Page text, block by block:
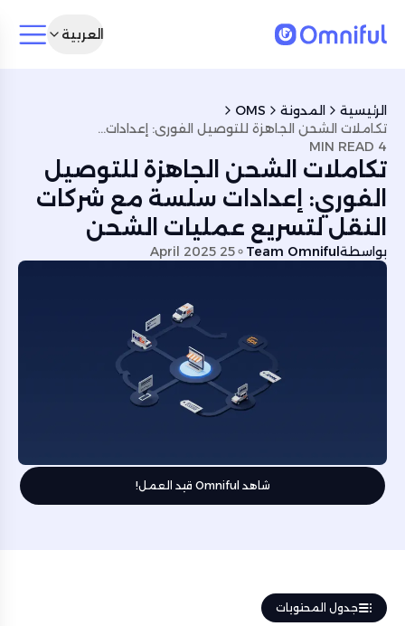
العربية
الرئيسية المدونة
OMS
تكاملات الشحن الجاهزة للتوصيل الفوري: إعدادات سلسة مع شركات النقل لتسريع عمليات الشحن
4 MIN READ
تكاملات الشحن الجاهزة للتوصيل
الفوري: إعدادات سلسة مع شركات
النقل لتسريع عمليات الشحن
بواسطةTeam Omniful
25 April 2025
شاهد Omniful قيد العمل!
جدول المحتويات